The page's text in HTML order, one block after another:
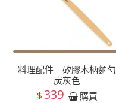
料理配件｜矽膠木柄麵勺
炭灰色
$ 339 購買